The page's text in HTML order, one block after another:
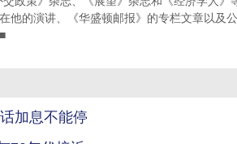
他的演讲、《华盛顿邮报》的专栏文章以及
加息不能停